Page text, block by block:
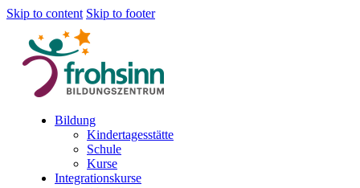
Skip to content Skip to footer
Bildung
Kindertagesstätte
Schule
Kurse
Integrationskurse